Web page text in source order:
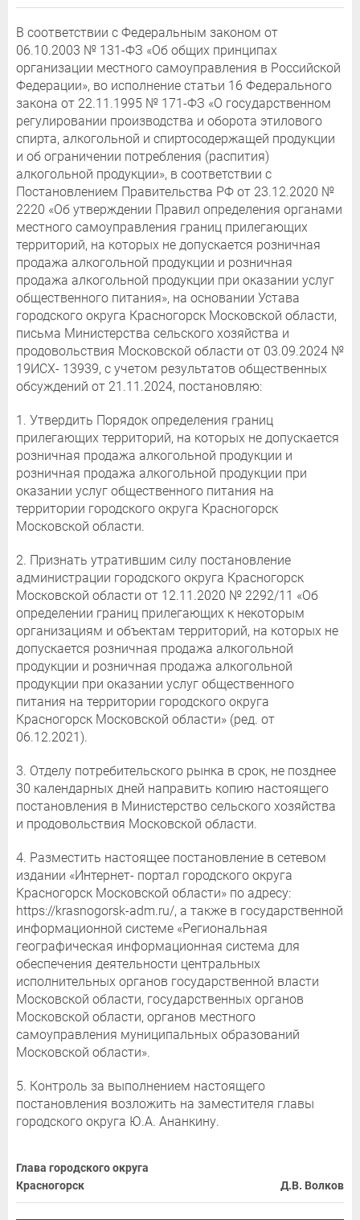
В соответствии с Федеральным законом от
06.10.2003 № 131-ФЗ «Об общих принципах
организации местного самоуправления в Российской
Федерации», во исполнение статьи 16 Федерального
закона от 22.11.1995 № 171-ФЗ «О государственном
регулировании производства и оборота этилового
спирта, алкогольной и спиртосодержащей продукции
и об ограничении потребления (распития)
алкогольной продукции», в соответствии с
Постановлением Правительства РФ от 23.12.2020 №
2220 «Об утверждении Правил определения органами
местного самоуправления границ прилегающих
территорий, на которых не допускается розничная
продажа алкогольной продукции и розничная
продажа алкогольной продукции при оказании услуг
общественного питания», на основании Устава
городского округа Красногорск Московской области,
письма Министерства сельского хозяйства и
продовольствия Московской области от 03.09.2024 №
19ИСХ- 13939, с учетом результатов общественных
обсуждений от 21.11.2024, постановляю:
1. Утвердить Порядок определения границ
прилегающих территорий, на которых не допускается
розничная продажа алкогольной продукции и
розничная продажа алкогольной продукции при
оказании услуг общественного питания на
территории городского округа Красногорск
Московской области.
2. Признать утратившим силу постановление
администрации городского округа Красногорск
Московской области от 12.11.2020 № 2292/11 «Об
определении границ прилегающих к некоторым
организациям и объектам территорий, на которых не
допускается розничная продажа алкогольной
продукции и розничная продажа алкогольной
продукции при оказании услуг общественного
питания на территории городского округа
Красногорск Московской области» (ред. от
06.12.2021).
3. Отделу потребительского рынка в срок, не позднее
30 календарных дней направить копию настоящего
постановления в Министерство сельского хозяйства
и продовольствия Московской области.
4. Разместить настоящее постановление в сетевом
издании «Интернет- портал городского округа
Красногорск Московской области» по адресу:
https://krasnogorsk-adm.ru/, а также в государственной
информационной системе «Региональная
географическая информационная система для
обеспечения деятельности центральных
исполнительных органов государственной власти
Московской области, государственных органов
Московской области, органов местного
самоуправления муниципальных образований
Московской области».
5. Контроль за выполнением настоящего
постановления возложить на заместителя главы
городского округа Ю.А. Ананкину.
Глава городского округа
Красногорск
Д.В. Волков